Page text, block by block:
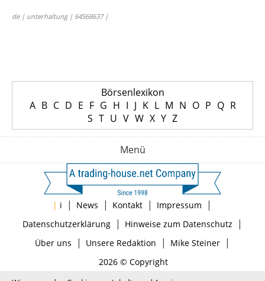
de | unterhaltung | 64568637 |
Börsenlexikon
A B C D E F G H I J K L M N O P Q R
S T U V W X Y Z
Menü
| i | News | Kontakt | Impressum |
Datenschutzerklärung| Hinweise zum Datenschutz |
Über uns | Unsere Redaktion | Mike Steiner|
2026 © Copyright